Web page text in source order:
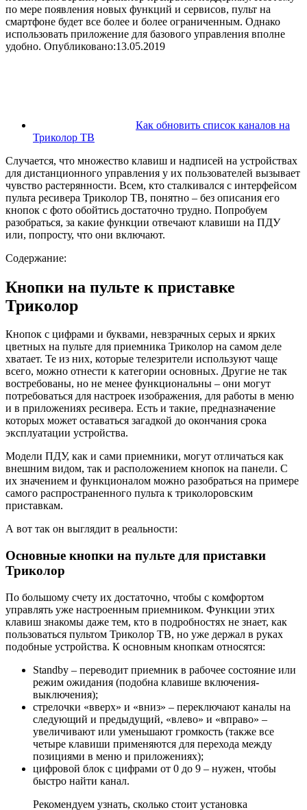
по мере появления новых функций и сервисов, пульт на
смартфоне будет все более и более ограниченным. Однако
использовать приложение для базового управления вполне
удобно. Опубликовано:13.05.2019
Как обновить список каналов на
Триколор ТВ
Случается, что множество клавиш и надписей на устройствах
для дистанционного управления у их пользователей вызывает
чувство растерянности. Всем, кто сталкивался с интерфейсом
пульта ресивера Триколор ТВ, понятно – без описания его
кнопок с фото обойтись достаточно трудно. Попробуем
разобраться, за какие функции отвечают клавиши на ПДУ
или, попросту, что они включают.
Содержание:
Кнопки на пульте к приставке
Триколор
Кнопок с цифрами и буквами, невзрачных серых и ярких
цветных на пульте для приемника Триколор на самом деле
хватает. Те из них, которые телезрители используют чаще
всего, можно отнести к категории основных. Другие не так
востребованы, но не менее функциональны – они могут
потребоваться для настроек изображения, для работы в меню
и в приложениях ресивера. Есть и такие, предназначение
которых может оставаться загадкой до окончания срока
эксплуатации устройства.
Модели ПДУ, как и сами приемники, могут отличаться как
внешним видом, так и расположением кнопок на панели. С
их значением и функционалом можно разобраться на примере
самого распространенного пульта к триколоровским
приставкам.
А вот так он выглядит в реальности:
Основные кнопки на пульте для приставки
Триколор
По большому счету их достаточно, чтобы с комфортом
управлять уже настроенным приемником. Функции этих
клавиш знакомы даже тем, кто в подробностях не знает, как
пользоваться пультом Триколор ТВ, но уже держал в руках
подобные устройства. К основным кнопкам относятся:
Standby – переводит приемник в рабочее состояние или
режим ожидания (подобна клавише включения-
выключения);
стрелочки «вверх» и «вниз» – переключают каналы на
следующий и предыдущий, «влево» и «вправо» –
увеличивают или уменьшают громкость (также все
четыре клавиши применяются для перехода между
позициями в меню и приложениях);
цифровой блок с цифрами от 0 до 9 – нужен, чтобы
быстро найти канал.
Рекомендуем узнать, сколько стоит установка